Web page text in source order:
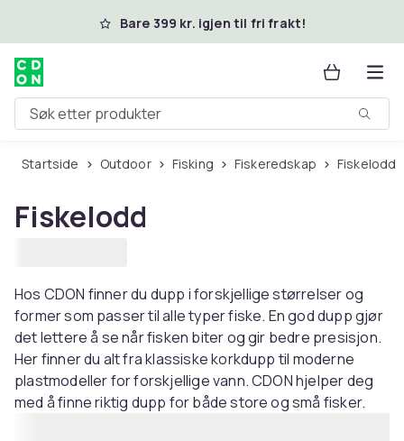
Hopp til hovedinnholdBare 399 kr. igjen til fri frakt!
Søk etter produkter
Startside Outdoor Fisking Fiskeredskap Fiskelodd
Fiskelodd
Hos CDON finner du dupp i forskjellige størrelser og
former som passer til alle typer fiske. En god dupp gjør
det lettere å se når fisken biter og gir bedre presisjon.
Her finner du alt fra klassiske korkdupp til moderne
plastmodeller for forskjellige vann. CDON hjelper deg
med å finne riktig dupp for både store og små fisker.